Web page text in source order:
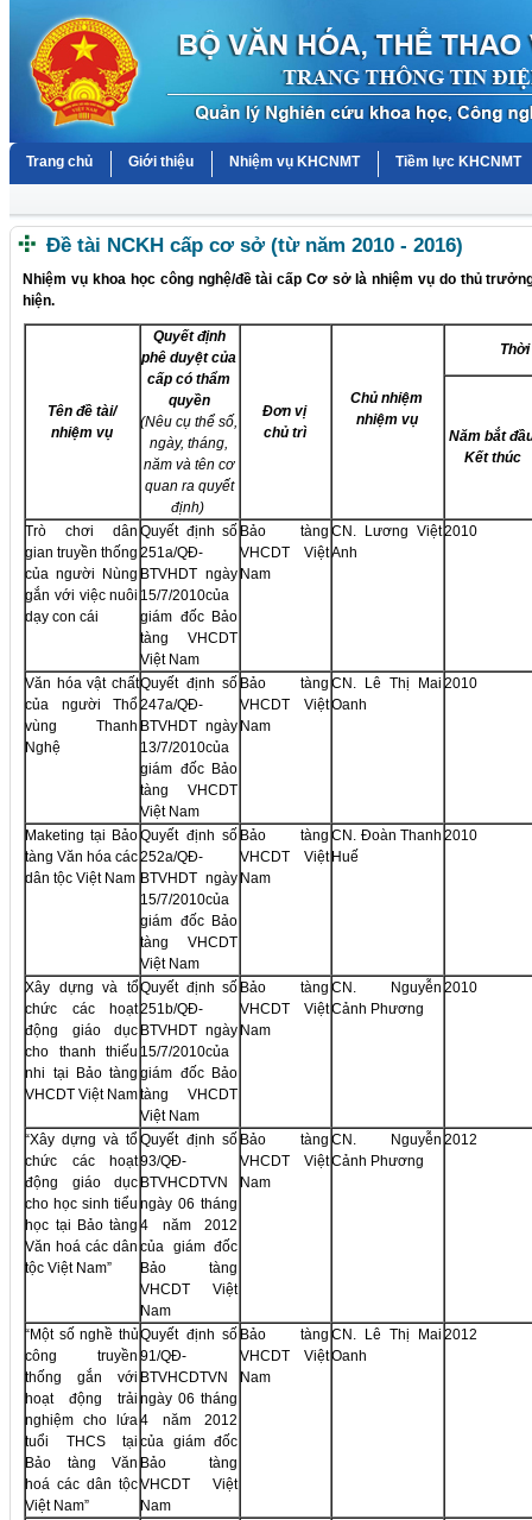
Trang chủ Giới thiệu Nhiệm vụ KHCNMT Tiềm lực KHCNMT
Đề tài NCKH cấp cơ sở (từ năm 2010 - 2016)
Nhiệm vụ khoa học công nghệ/đề tài cấp Cơ sở là nhiệm vụ do thủ
hiện.
Tên đề tài/
nhiệm vụ
Quyết định
phê duyệt của
cấp có thẩm
quyền
(Nêu cụ thể số,
ngày, tháng,
năm và tên cơ
quan ra quyết
định)
Đơn vị
chủ trì
Chủ nhiệm
nhiệm vụ
Năm bắt
Kết thúc
Trò chơi dân
gian truyền thống
của người Nùng
gắn với việc nuôi
dạy con cái
Quyết định số
251a/QĐ-
BTVHDT ngày
15/7/2010của
giám đốc Bảo
tàng VHCDT
Việt Nam
Bảo tàng
VHCDT Việt
Nam
CN. Lương Việt
Anh
2010
Văn hóa vật chất
của người Thổ
vùng Thanh
Nghệ
Quyết định số
247a/QĐ-
BTVHDT ngày
13/7/2010của
giám đốc Bảo
tàng VHCDT
Việt Nam
Bảo tàng
VHCDT Việt
Nam
CN. Lê Thị Mai
Oanh
2010
Maketing tại Bảo
tàng Văn hóa các
dân tộc Việt Nam
Quyết định số
252a/QĐ-
BTVHDT ngày
15/7/2010của
giám đốc Bảo
tàng VHCDT
Việt Nam
Bảo tàng
VHCDT Việt
Nam
CN. Đoàn Thanh
Huế
2010
Xây dựng và tổ
chức các hoạt
động giáo dục
cho thanh thiếu
nhi tại Bảo tàng
VHCDT Việt Nam
Quyết định số
251b/QĐ-
BTVHDT ngày
15/7/2010của
giám đốc Bảo
tàng VHCDT
Việt Nam
Bảo tàng
VHCDT Việt
Nam
CN. Nguyễn
Cảnh Phương
2010
“Xây dựng và tổ
chức các hoạt
động giáo dục
cho học sinh tiểu
học tại Bảo tàng
Văn hoá các dân
tộc Việt Nam”
Quyết định số
93/QĐ-
BTVHCDTVN
ngày 06 tháng
4 năm 2012
của giám đốc
Bảo tàng
VHCDT Việt
Nam
Bảo tàng
VHCDT Việt
Nam
CN. Nguyễn
Cảnh Phương
2012
“Một số nghề thủ
công truyền
thống gắn với
hoạt động trải
nghiệm cho lứa
tuổi THCS tại
Bảo tàng Văn
hoá các dân tộc
Việt Nam”
Quyết định số
91/QĐ-
BTVHCDTVN
ngày 06 tháng
4 năm 2012
của giám đốc
Bảo tàng
VHCDT Việt
Nam
Bảo tàng
VHCDT Việt
Nam
CN. Lê Thị Mai
Oanh
2012